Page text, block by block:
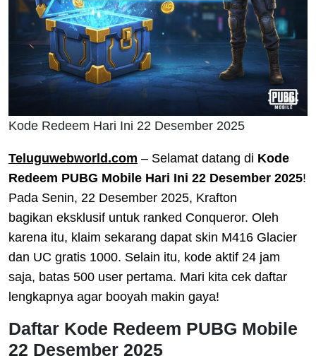
Kode Redeem Hari Ini 22 Desember 2025
Teluguwebworld.com – Selamat datang di Kode
Redeem PUBG Mobile Hari Ini 22 Desember 2025!
Pada Senin, 22 Desember 2025, Krafton
bagikan eksklusif untuk ranked Conqueror. Oleh
karena itu, klaim sekarang dapat skin M416 Glacier
dan UC gratis 1000. Selain itu, kode aktif 24 jam
saja, batas 500 user pertama. Mari kita cek daftar
lengkapnya agar booyah makin gaya!
Daftar Kode Redeem PUBG Mobile
22 Desember 2025